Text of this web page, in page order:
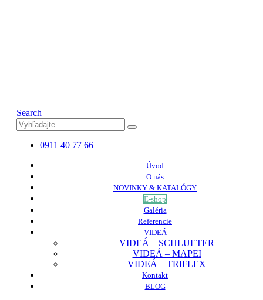
Search
0911 40 77 66
Úvod
O nás
NOVINKY & KATALÓGY
E-shop
Galéria
Referencie
VIDEÁ
VIDEÁ – SCHLUETER
VIDEÁ – MAPEI
VIDEÁ – TRIFLEX
Kontakt
BLOG